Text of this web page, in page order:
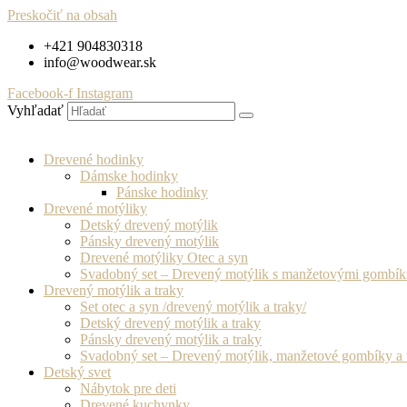
Preskočiť na obsah
+421 904830318
info@woodwear.sk
Facebook-f Instagram
Vyhľadať
Drevené hodinky
Dámske hodinky
Pánske hodinky
Drevené motýliky
Detský drevený motýlik
Pánsky drevený motýlik
Drevené motýliky Otec a syn
Svadobný set – Drevený motýlik s manžetovými
Drevený motýlik a traky
Set otec a syn /drevený motýlik a traky/
Detský drevený motýlik a traky
Pánsky drevený motýlik a traky
Svadobný set – Drevený motýlik, manžetové gombíky a
Detský svet
Nábytok pre deti